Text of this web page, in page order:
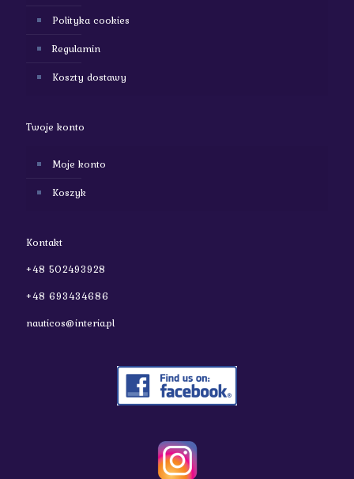
Polityka cookies
Regulamin
Koszty dostawy
Twoje konto
Moje konto
Koszyk
Kontakt
+48 502493928
+48 693434686
nauticos@interia.pl